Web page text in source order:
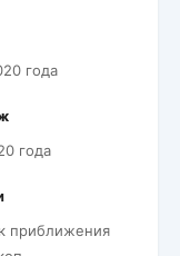
года
года
приближения